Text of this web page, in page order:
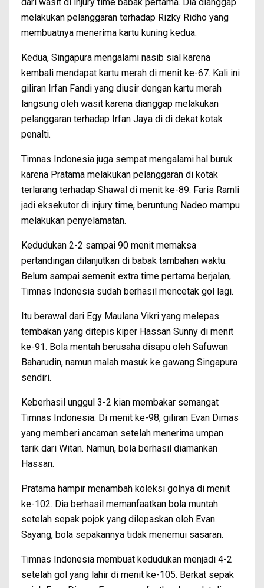
melakukan pelanggaran terhadap Rizky Ridho yang
membuatnya menerima kartu kuning kedua.
Kedua, Singapura mengalami nasib sial karena
kembali mendapat kartu merah di menit ke-67. Kali ini
giliran Irfan Fandi yang diusir dengan kartu merah
langsung oleh wasit karena dianggap melakukan
pelanggaran terhadap Irfan Jaya di di dekat kotak
penalti.
Timnas Indonesia juga sempat mengalami hal buruk
karena Pratama melakukan pelanggaran di kotak
terlarang terhadap Shawal di menit ke-89. Faris Ramli
jadi eksekutor di injury time, beruntung Nadeo mampu
melakukan penyelamatan.
Kedudukan 2-2 sampai 90 menit memaksa
pertandingan dilanjutkan di babak tambahan waktu.
Belum sampai semenit extra time pertama berjalan,
Timnas Indonesia sudah berhasil mencetak gol lagi.
Itu berawal dari Egy Maulana Vikri yang melepas
tembakan yang ditepis kiper Hassan Sunny di menit
ke-91. Bola mentah berusaha disapu oleh Safuwan
Baharudin, namun malah masuk ke gawang Singapura
sendiri.
Keberhasil unggul 3-2 kian membakar semangat
Timnas Indonesia. Di menit ke-98, giliran Evan Dimas
yang memberi ancaman setelah menerima umpan
tarik dari Witan. Namun, bola berhasil diamankan
Hassan.
Pratama hampir menambah koleksi golnya di menit
ke-102. Dia berhasil memanfaatkan bola muntah
setelah sepak pojok yang dilepaskan oleh Evan.
Sayang, bola sepakannya tidak menemui sasaran.
Timnas Indonesia membuat kedudukan menjadi 4-2
setelah gol yang lahir di menit ke-105. Berkat sepak